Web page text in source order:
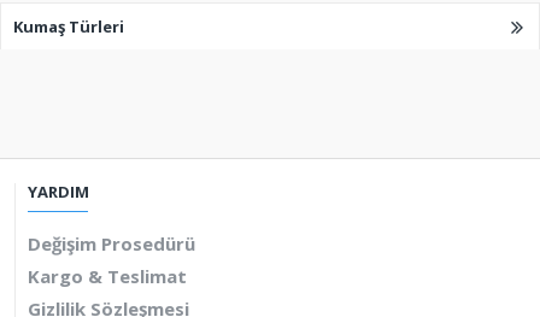
Kumaş Türleri
YARDIM
Değişim Prosedürü
Kargo & Teslimat
Gizlilik Sözleşmesi